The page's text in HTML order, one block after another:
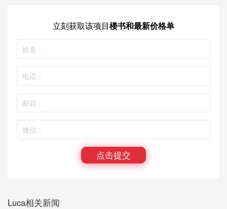
立刻获取该项目楼书和最新价格单
点击提交
Luca相关新闻